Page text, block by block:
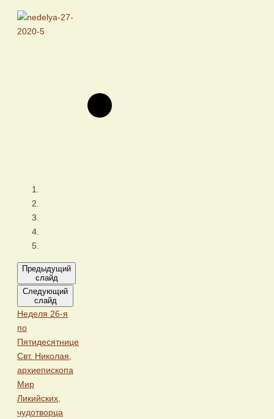
Предыдущий
слайд
Следующий
слайд
Неделя 26-я
по
Пятидесятнице
Свт. Николая,
архиепископа
Мир
Ликийских,
чудотворца